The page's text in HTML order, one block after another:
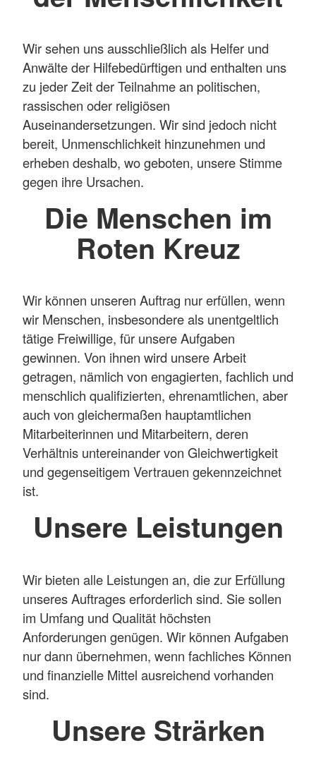
Wir sehen uns ausschließlich als Helfer und
Anwälte der Hilfebedürftigen und enthalten uns
zu jeder Zeit der Teilnahme an politischen,
rassischen oder religiösen
Auseinandersetzungen. Wir sind jedoch nicht
bereit, Unmenschlichkeit hinzunehmen und
erheben deshalb, wo geboten, unsere Stimme
gegen ihre Ursachen.
Die Menschen im
Roten Kreuz
Wir können unseren Auftrag nur erfüllen, wenn
wir Menschen, insbesondere als unentgeltlich
tätige Freiwillige, für unsere Aufgaben
gewinnen. Von ihnen wird unsere Arbeit
getragen, nämlich von engagierten, fachlich und
menschlich qualifizierten, ehrenamtlichen, aber
auch von gleichermaßen hauptamtlichen
Mitarbeiterinnen und Mitarbeitern, deren
Verhältnis untereinander von Gleichwertigkeit
und gegenseitigem Vertrauen gekennzeichnet
ist.
Unsere Leistungen
Wir bieten alle Leistungen an, die zur Erfüllung
unseres Auftrages erforderlich sind. Sie sollen
im Umfang und Qualität höchsten
Anforderungen genügen. Wir können Aufgaben
nur dann übernehmen, wenn fachliches Können
und finanzielle Mittel ausreichend vorhanden
sind.
Unsere Strärken